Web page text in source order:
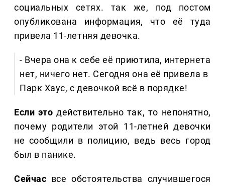
социальных сетях. так же, под постом
опубликована информация, что её туда
привела 11-летняя девочка.
- Вчера она к себе её приютила, интернета
нет, ничего нет. Сегодня она её привела в
Парк Хаус, с девочкой всё в порядке!
Если это действительно так, то непонятно,
почему родители этой 11-летней девочки
не сообщили в полицию, ведь весь город
был в панике.
Сейчас все обстоятельства случившегося